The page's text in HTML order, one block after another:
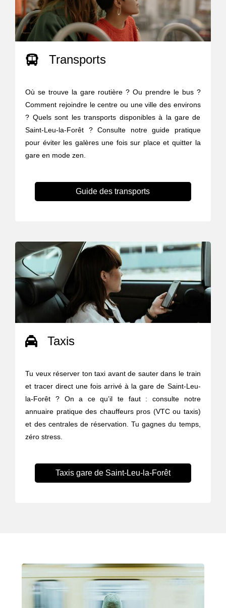
Transports
Où se trouve la gare routière ? Ou prendre le bus ?
Comment rejoindre le centre ou une ville des environs
? Quels sont les transports disponibles à la gare de
Saint-Leu-la-Forêt ? Consulte notre guide pratique
pour éviter les galères une fois sur place et quitter la
gare en mode zen.
Guide des transports
Taxis
Tu veux réserver ton taxi avant de sauter dans le train
et tracer direct une fois arrivé à la gare de Saint-Leu-
la-Forêt ? On a ce qu’il te faut : consulte notre
annuaire pratique des chauffeurs pros (VTC ou taxis)
et des centrales de réservation. Tu gagnes du temps,
zéro stress.
Taxis gare de Saint-Leu-la-Forêt